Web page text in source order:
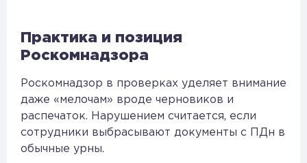
Практика и позиция
Роскомнадзора
Роскомнадзор в проверках уделяет внимание
даже «мелочам» вроде черновиков и
распечаток. Нарушением считается, если
сотрудники выбрасывают документы с ПДн в
обычные урны.